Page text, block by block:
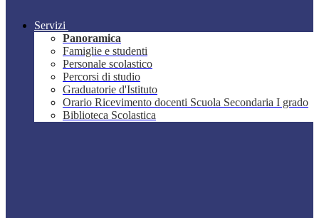
Servizi
Panoramica
Famiglie e studenti
Personale scolastico
Percorsi di studio
Graduatorie d'Istituto
Orario Ricevimento docenti Scuola Secondaria I grado
Biblioteca Scolastica